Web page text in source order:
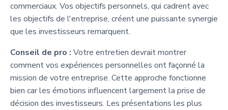
commerciaux. Vos objectifs personnels, qui cadrent avec
les objectifs de l'entreprise, créent une puissante synergie
que les investisseurs remarquent.
Conseil de pro : Votre entretien devrait montrer
comment vos expériences personnelles ont façonné la
mission de votre entreprise. Cette approche fonctionne
bien car les émotions influencent largement la prise de
décision des investisseurs. Les présentations les plus